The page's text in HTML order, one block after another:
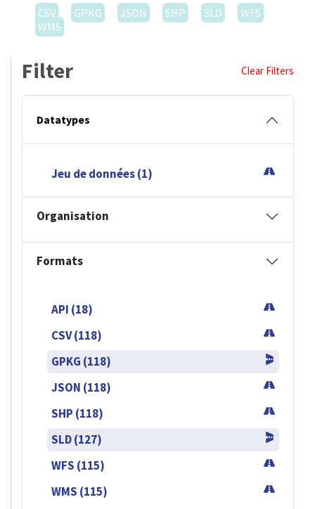
CSV
GPKG JSON SHP SLD
WFS
WMS
Filter Clear Filters
Datatypes
Jeu de données (1)
Organisation
Formats
API (18)
CSV (118)
GPKG (118)
JSON (118)
SHP (118)
SLD (127)
WFS (115)
WMS (115)